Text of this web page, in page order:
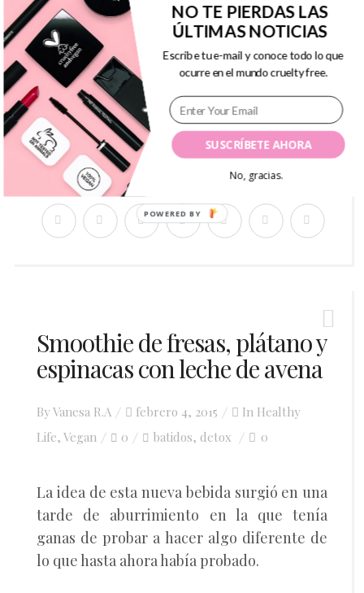
Losedulcorantes con stevia comenzaron a
ponerse de moda por ser unaalternativa
mucho más saludablesfrente al
edulcorante clásico (compuesto por
ciclamato sódico) y al aspartamo,
Continue reading...
Smoothie de fresas, plátano y
espinacas con leche de avena
ByVanesa R.A
Posted
on
febrero 4, 2015 In Healthy
Life, Vegan 0 batidos, detox 0
La idea de esta nueva bebida surgió en una
tarde de aburrimiento en la que tenía
ganas de probar a hacer algo diferente de
lo que hasta ahora había probado.
SUSCRÍBETE AHORA
NO TE PIERDAS LAS
ÚLTIMAS NOTICIAS
Escribe tu e-mail y conoce todo lo que
ocurre en el mundo cruelty free.
No, gracias.
POWERED BY